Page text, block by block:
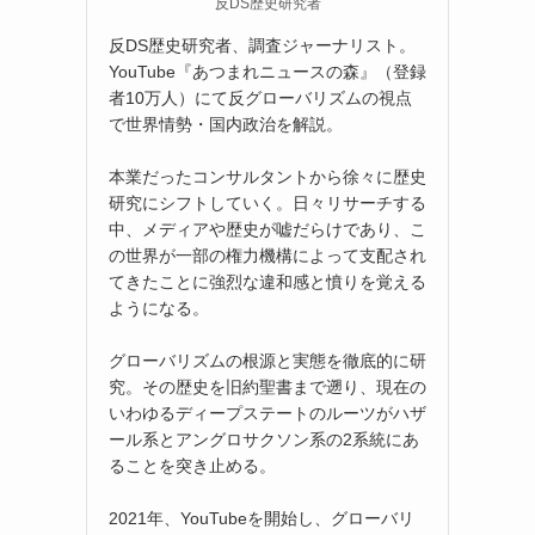
反DS歴史研究者、調査ジャーナリスト。
YouTube『あつまれニュースの森』（登録
者10万人）にて反グローバリズムの視点
で世界情勢・国内政治を解説。
本業だったコンサルタントから徐々に歴史
研究にシフトしていく。日々リサーチする
中、メディアや歴史が嘘だらけであり、こ
の世界が一部の権力機構によって支配され
てきたことに強烈な違和感と憤りを覚える
ようになる。
グローバリズムの根源と実態を徹底的に研
究。その歴史を旧約聖書まで遡り、現在の
いわゆるディープステートのルーツがハザ
ール系とアングロサクソン系の2系統にあ
ることを突き止める。
2021年、YouTubeを開始し、グローバリ